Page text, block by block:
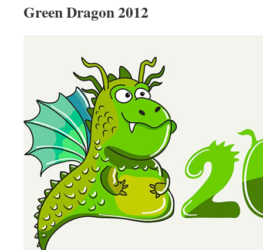
Green Dragon 2012